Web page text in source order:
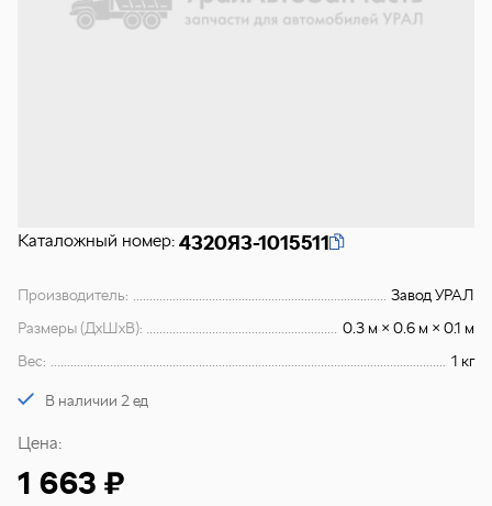
Каталожный номер: 4320Я3-1015511
Производитель:
Завод УРАЛ
Размеры (ДхШхВ):
0.3 м × 0.6 м × 0.1 м
Вес:
1 кг
В наличии 2 ед
Цена:
1 663 ₽